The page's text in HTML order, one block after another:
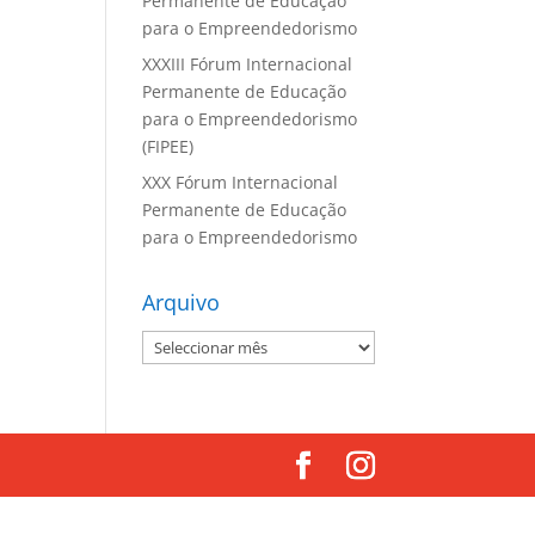
para o Empreendedorismo
XXXIII Fórum Internacional
Permanente de Educação
para o Empreendedorismo
(FIPEE)
XXX Fórum Internacional
Permanente de Educação
para o Empreendedorismo
Arquivo
Arquivo